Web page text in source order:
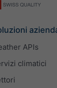
APIs
climatici